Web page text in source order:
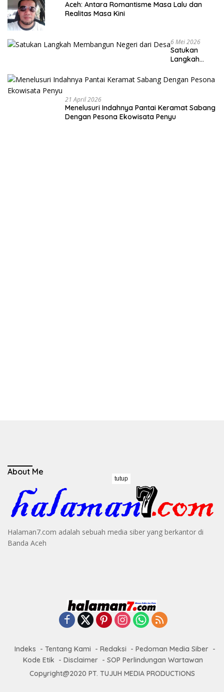
Aceh: Antara Romantisme Masa Lalu dan
Realitas Masa Kini
6 Mei 2026
Satukan
Langkah
Negeri dari
Desa
21 April 2026
Menelusuri Indahnya Pantai Keramat Sabang
Dengan Pesona Ekowisata Penyu
About Me
Halaman7.com adalah sebuah media siber yang berkantor di
Banda Aceh
Indeks Tentang Kami Redaksi
Pedoman Media Siber
Kode Etik
Disclaimer
SOP Perlindungan Wartawan
Copyright@2020 PT. TUJUH MEDIA PRODUCTIONS
tutup